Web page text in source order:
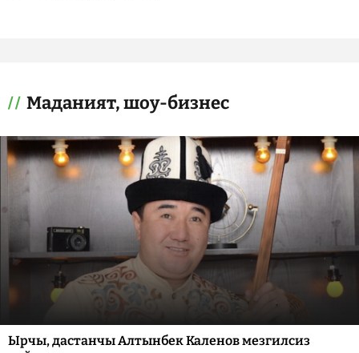
Маданият, шоу-бизнес
Ырчы, дастанчы Алтынбек Каленов мезгилсиз